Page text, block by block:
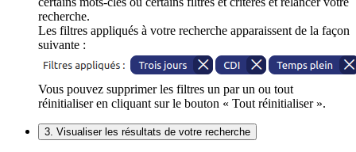
recherche.
Les filtres appliqués à votre recherche apparaissent de la façon
suivante :
Vous pouvez supprimer les filtres un par un ou tout
réinitialiser en cliquant sur le bouton « Tout réinitialiser ».
3. Visualiser les résultats de votre recherche